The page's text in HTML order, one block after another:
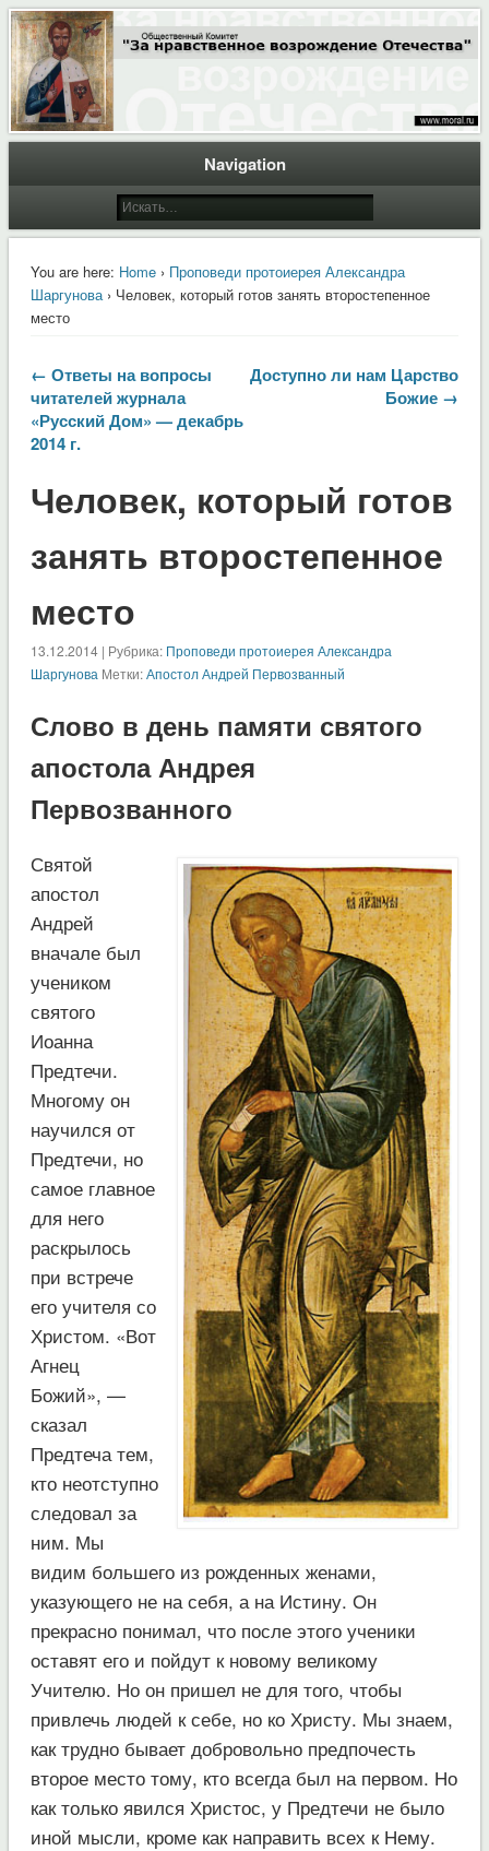
Moral.Ru
Общественный Комитет "За нравственное возрождение Отечества"
Navigation
You are here: Home› Проповеди протоиерея Александра
Шаргунова› Человек, который готов занять второстепенное
место
← Ответы на вопросы
читателей журнала
«Русский Дом» — декабрь
2014 г.
Доступно ли нам Царство
Божие →
Человек, который готов
занять второстепенное
место
13.12.2014 | Рубрика: Проповеди протоиерея Александра
Шаргунова Метки:Апостол Андрей Первозванный
Слово в день памяти святого
апостола Андрея
Первозванного
Святой
апостол
Андрей
вначале был
учеником
святого
Иоанна
Предтечи.
Многому он
научился от
Предтечи, но
самое главное
для него
раскрылось
при встрече
его учителя со
Христом. «Вот
Агнец
Божий», —
сказал
Предтеча тем,
кто неотступно
следовал за
ним. Мы
видим большего из рожденных женами,
указующего не на себя, а на Истину. Он
прекрасно понимал, что после этого ученики
оставят его и пойдут к новому великому
Учителю. Но он пришел не для того, чтобы
привлечь людей к себе, но ко Христу. Мы знаем,
как трудно бывает добровольно предпочесть
второе место тому, кто всегда был на первом. Но
как только явился Христос, у Предтечи не было
иной мысли, кроме как направить всех к Нему.